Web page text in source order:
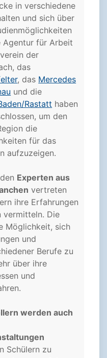
in verschiedene
und sich über
Agentur für Arbeit
der
das
, das Mercedes
und die
Rastatt haben
um den
die
für das
aufzuzeigen.
Experten aus
vertreten
ihre Erfahrungen
vermitteln. Die
Möglichkeit, sich
und
Berufe zu
über ihre
und
werden auch
Schülern zu